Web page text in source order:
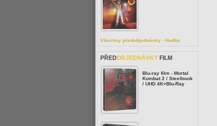
Všechny předobjednávky - Hudba
PŘEDOBJEDNÁVKY FILM
Blu-ray film - Mortal
Kombat 2 / Steelbook
/ UHD 4K+Blu-Ray